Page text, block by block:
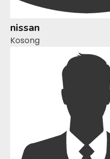
nissan
Kosong